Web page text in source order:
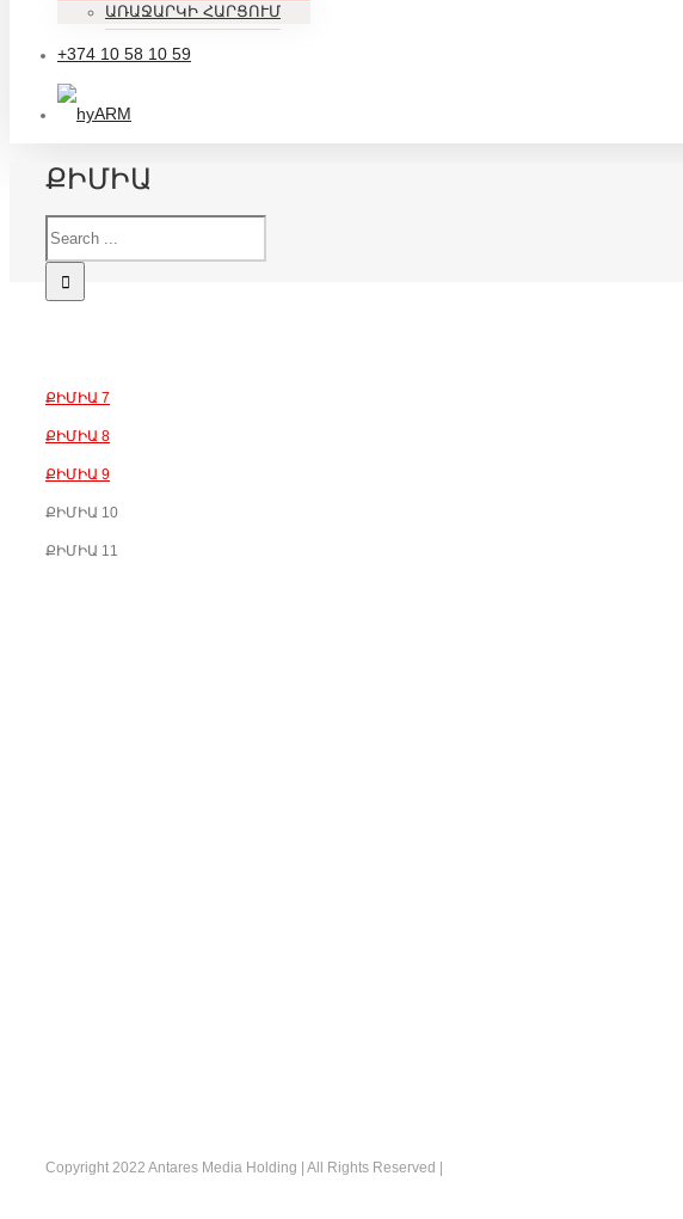
ԱՌԱՋԱՐԿԻ ՀԱՐՑՈՒՄ
+374 10 58 10 59
ARM
ՔԻՄԻԱ
ՔԻՄԻԱ 7
ՔԻՄԻԱ 8
ՔԻՄԻԱ 9
ՔԻՄԻԱ 10
ՔԻՄԻԱ 11
Copyright 2022 Antares Media Holding | All Rights Reserved |